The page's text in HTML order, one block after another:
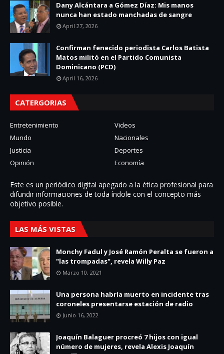
Dany Alcántara a Gómez Díaz: Mis manos
nunca han estado manchadas de sangre
April 27, 2026
Confirman fenecido periodista Carlos Batista
Matos militó en el Partido Comunista
Dominicano (PCD)
April 16, 2026
CATERGORIAS
Entretenimiento
Videos
Mundo
Nacionales
Justicia
Deportes
Opinión
Economía
Este es un periódico digital apegado a la ética profesional para
difundir informaciones de toda í­ndole con el concepto más
objetivo posible.
LAS MÁS VISTAS
Monchy Fadul y José Ramón Peralta se fueron a
"las trompadas", revela Willy Paz
Marzo 10, 2021
Una persona habría muerto en incidente tras
coroneles presentarse estación de radio
Junio 16, 2022
Joaquín Balaguer procreó 7 hijos con igual
número de mujeres, revela Alexis Joaquín